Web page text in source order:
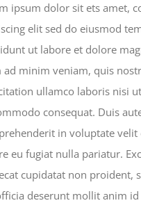
ipsum dolor sit ets amet,
elit sed do eiusmod
ut labore et dolore
ad minim veniam, quis
ullamco laboris nisi
consequat. Duis
in voluptate velit
eu fugiat nulla pariatur.
cupidatat non proident,
deserunt mollit anim id